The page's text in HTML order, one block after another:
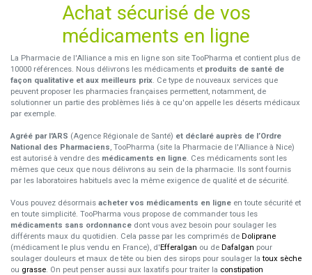
Achat sécurisé de vos
médicaments en ligne
La Pharmacie de l'Alliance a mis en ligne son site TooPharma et contient plus de
10000 références. Nous délivrons les médicaments et produits de santé de
façon qualitative et aux meilleurs prix. Ce type de nouveaux services que
peuvent proposer les pharmacies françaises permettent, notamment, de
solutionner un partie des problèmes liés à ce qu'on appelle les déserts médicaux
par exemple.
Agréé par l'ARS (Agence Régionale de Santé) et déclaré auprès de l’Ordre
National des Pharmaciens, TooPharma (site la Pharmacie de l'Alliance à Nice)
est autorisé à vendre des médicaments en ligne. Ces médicaments sont les
mêmes que ceux que nous délivrons au sein de la pharmacie. Ils sont fournis
par les laboratoires habituels avec la même exigence de qualité et de sécurité.
Vous pouvez désormais acheter vos médicaments en ligne en toute sécurité et
en toute simplicité. TooPharma vous propose de commander tous les
médicaments sans ordonnance dont vous avez besoin pour soulager les
différents maux du quotidien. Cela passe par les comprimés de Doliprane
(médicament le plus vendu en France), d'Efferalgan ou de Dafalgan pour
soulager douleurs et maux de tête ou bien des sirops pour soulager latoux sèche
ou grasse. On peut penser aussi aux laxatifs pour traiter la constipation